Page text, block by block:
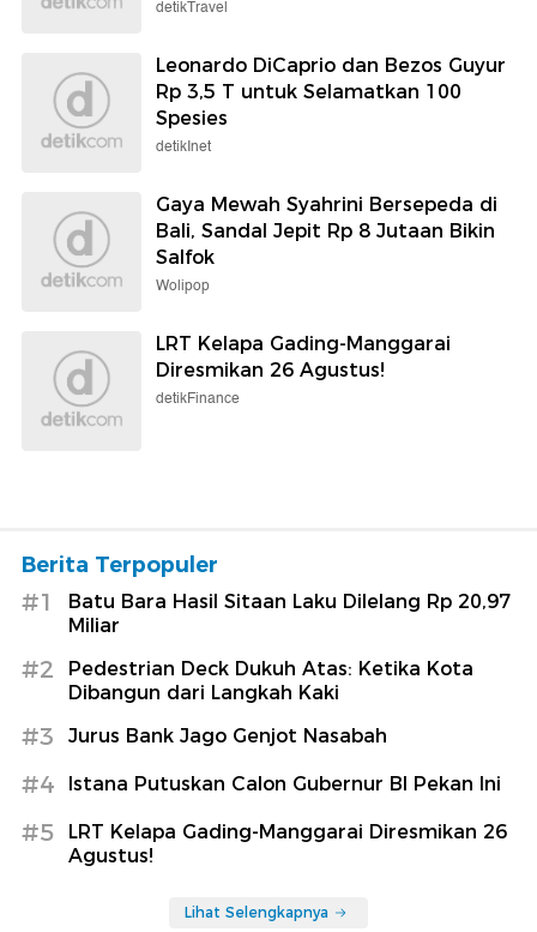
detikTravel
Leonardo DiCaprio dan Bezos Guyur
Rp 3,5 T untuk Selamatkan 100
Spesies
detikInet
Gaya Mewah Syahrini Bersepeda di
Bali, Sandal Jepit Rp 8 Jutaan Bikin
Salfok
Wolipop
LRT Kelapa Gading-Manggarai
Diresmikan 26 Agustus!
detikFinance
Berita Terpopuler
#1
Batu Bara Hasil Sitaan Laku Dilelang Rp 20,97
Miliar
#2
Pedestrian Deck Dukuh Atas: Ketika Kota
Dibangun dari Langkah Kaki
#3 Jurus Bank Jago Genjot Nasabah
#4 Istana Putuskan Calon Gubernur BI Pekan Ini
#5
LRT Kelapa Gading-Manggarai Diresmikan 26
Agustus!
Lihat Selengkapnya